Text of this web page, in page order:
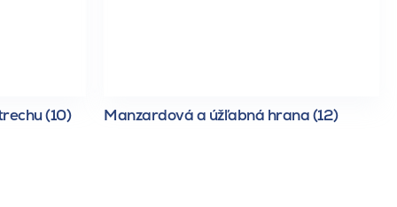
(10) Manzardová a úžľabná hrana (12)